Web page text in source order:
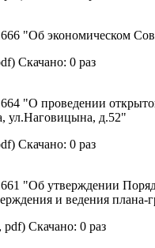
"Об экономическом
Скачано: 0 раз
"О проведении
ул.Наговицына, д.52"
Скачано: 0 раз
"Об утверждении
и ведения плана-
Скачано: 0 раз